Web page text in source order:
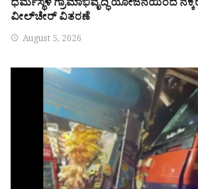
ಧರ್ಮಸ್ಥಳ ಗ್ರಾಮಾಭಿವೃದ್ಧಿ ಯೋಜನೆಯಿಂದ
ವೀಲ್‌ಚೇರ್ ವಿತರಣೆ
August 5, 2026